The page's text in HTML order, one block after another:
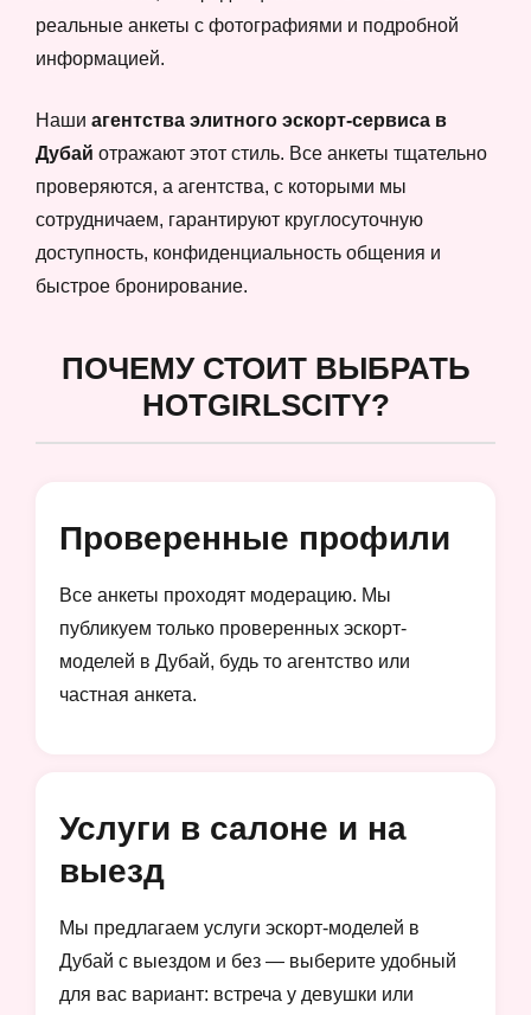
реальные анкеты с фотографиями и подробной
информацией.
Наши агентства элитного эскорт-сервиса в
Дубай отражают этот стиль. Все анкеты тщательно
проверяются, а агентства, с которыми мы
сотрудничаем, гарантируют круглосуточную
доступность, конфиденциальность общения и
быстрое бронирование.
ПОЧЕМУ СТОИТ ВЫБРАТЬ
HOTGIRLSCITY?
Проверенные профили
Все анкеты проходят модерацию. Мы
публикуем только проверенных эскорт-
моделей в Дубай, будь то агентство или
частная анкета.
Услуги в салоне и на
выезд
Мы предлагаем услуги эскорт-моделей в
Дубай с выездом и без — выберите удобный
для вас вариант: встреча у девушки или